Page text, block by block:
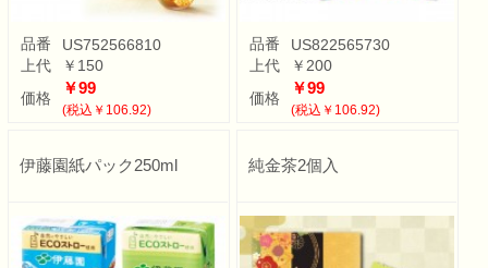
品番
US752566810
上代
￥150
価格
￥99
(税込￥106.92)
品番
US822565730
上代
￥200
価格
￥99
(税込￥106.92)
伊藤園紙パック250ml 純金茶2個入